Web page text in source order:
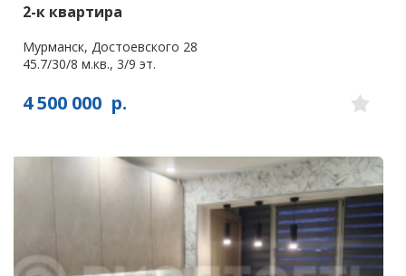
2-к квартира
Мурманск, Достоевского 28
45.7/30/8 м.кв., 3/9 эт.
4 500 000 р.